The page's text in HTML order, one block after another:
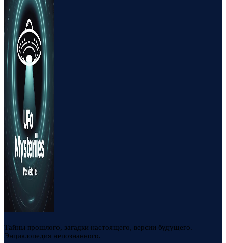
Тайны прошлого, загадки настоящего, версии будущего.
Энциклопедия непознанного.